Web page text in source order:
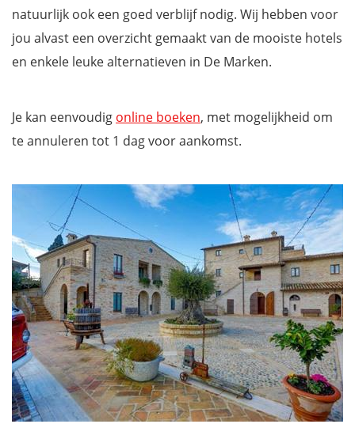
natuurlijk ook een goed verblijf nodig. Wij hebben voor
jou alvast een overzicht gemaakt van de mooiste hotels
en enkele leuke alternatieven in De Marken.
Je kan eenvoudig online boeken, met mogelijkheid om
te annuleren tot 1 dag voor aankomst.